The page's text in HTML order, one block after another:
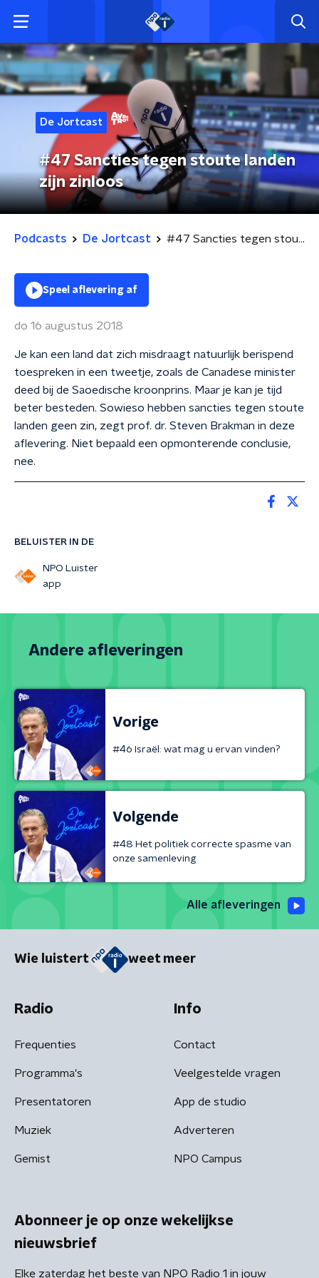
De Jortcast
#47 Sancties tegen stoute landen
zijn zinloos
Podcasts De Jortcast #47 Sancties tegen stoute landen zijn zinloos
BELUISTER IN DE
NPO Luister
app
Speel aflevering af
do 16 augustus 2018
Je kan een land dat zich misdraagt natuurlijk berispend
toespreken in een tweetje, zoals de Canadese minister
deed bij de Saoedische kroonprins. Maar je kan je tijd
beter besteden. Sowieso hebben sancties tegen stoute
landen geen zin, zegt prof. dr. Steven Brakman in deze
aflevering. Niet bepaald een opmonterende conclusie,
nee.
Andere afleveringen
Vorige
#46 Israël: wat mag u ervan vinden?
Volgende
#48 Het politiek correcte spasme van
onze samenleving
Alle afleveringen
Wie luistert weet meer
Radio
Frequenties
Programma's
Presentatoren
Muziek
Gemist
Info
Contact
Veelgestelde vragen
App de studio
Adverteren
NPO Campus
Abonneer je op onze wekelijkse
nieuwsbrief
Elke zaterdag het beste van NPO Radio 1 in jouw